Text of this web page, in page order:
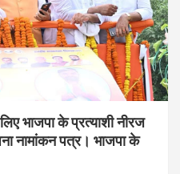
भाजपा के प्रत्याशी नीरज
नामांकन पत्र। भाजपा के